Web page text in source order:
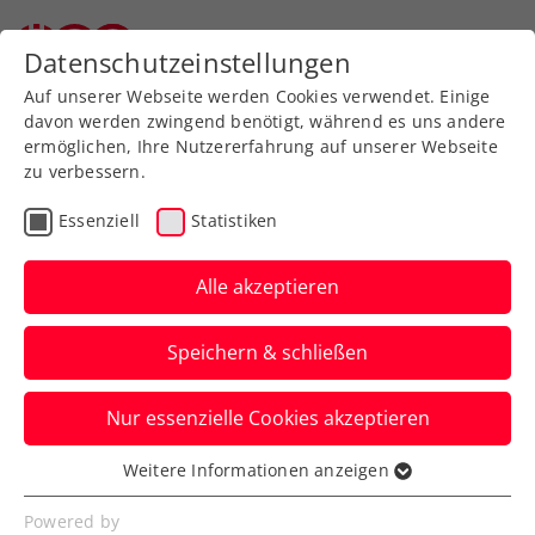
Zurück zur Newsübersicht
Allgemeine Klasse
Alle ÖTV-Asse genannt:
Starauflauf in der
win2day Bundesliga
Am Samstag erfolgt in den beiden
höchsten Spielklassen der Auftakt mit der
ersten Runde.
Verfasst von: Manuel Wachta, 09.05.2025
Datenschutzeinstellungen
Auf unserer Webseite werden Cookies verwendet. Einige
davon werden zwingend benötigt, während es uns andere
ermöglichen, Ihre Nutzererfahrung auf unserer Webseite
zu verbessern.
Essenziell Statistiken
Alle akzeptieren
Speichern & schließen
Nur essenzielle Cookies akzeptieren
Essenziell
Essenzielle Cookies werden für grundlegende
Weitere Informationen anzeigen
Powered by